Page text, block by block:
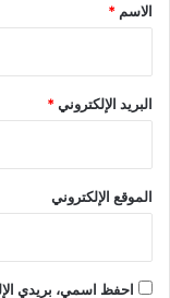
*
الاسم *
البريد الإلكتروني*
الموقع الإلكتروني
احفظ اسمي، بريدي